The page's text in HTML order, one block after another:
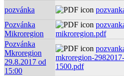
pozvánka
Pozvánka
Mikroregion
mikroregion.pdf
Pozvánka
Mkroregion
29.8.2017 od
15:00
mkroregion-
1500.pdf